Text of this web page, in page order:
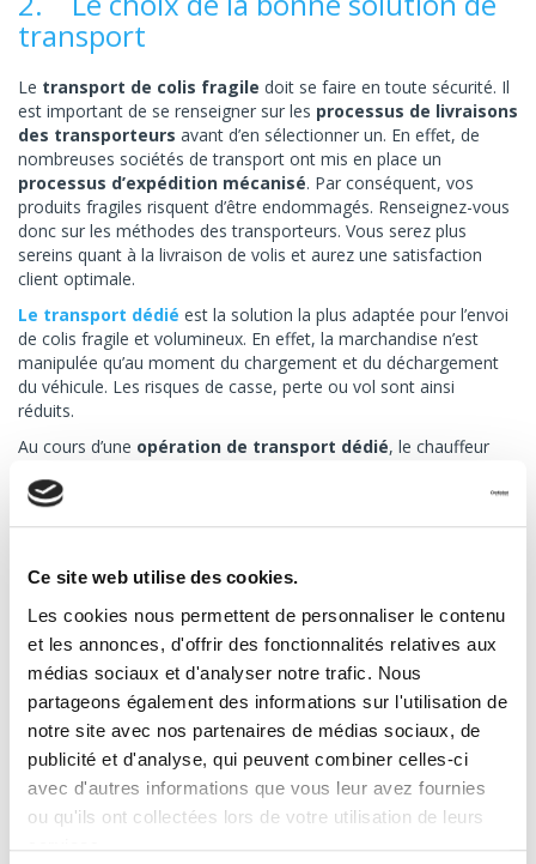
Ce site web utilise des cookies.
Les cookies nous permettent de personnaliser le contenu
et les annonces, d'offrir des fonctionnalités relatives aux
médias sociaux et d'analyser notre trafic. Nous
partageons également des informations sur l'utilisation de
notre site avec nos partenaires de médias sociaux, de
publicité et d'analyse, qui peuvent combiner celles-ci
avec d'autres informations que vous leur avez fournies
ou qu'ils ont collectées lors de votre utilisation de leurs
transport
Le transport de colis fragile doit se faire en toute sécurité. Il
est important de se renseigner sur les processus de livraisons
des transporteurs avant d’en sélectionner un. En effet, de
nombreuses sociétés de transport ont mis en place un
processus d’expédition mécanisé. Par conséquent, vos
produits fragiles risquent d’être endommagés. Renseignez-vous
donc sur les méthodes des transporteurs. Vous serez plus
sereins quant à la livraison de volis et aurez une satisfaction
client optimale.
Le transport dédié est la solution la plus adaptée pour l’envoi
de colis fragile et volumineux. En effet, la marchandise n’est
manipulée qu’au moment du chargement et du déchargement
du véhicule. Les risques de casse, perte ou vol sont ainsi
réduits.
Au cours d’une opération de transport dédié, le chauffeur
le lieu d’expédition avec un véhicule vide et va directement au
extrêmement réduits. Nos délais de livraison varient de 1 h à 4 h
selon la prestation choisie (standard, urgent, super).
Le transport dédié est donc une solution sur mesure adaptée au
transport de colis fragile. Dans certains cas, vous pouvez avoir
besoin d’un mode de transport spécifique. Il est possible de
mettre en place untransport frigorifique ou entransport
suspendu.
3. La souscription à une assurance